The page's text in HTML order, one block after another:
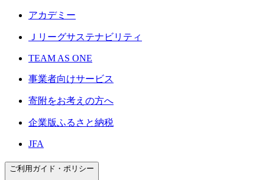
アカデミー
Ｊリーグサステナビリティ
TEAM AS ONE
事業者向けサービス
寄附をお考えの方へ
企業版ふるさと納税
JFA
ご利用ガイド・ポリシー